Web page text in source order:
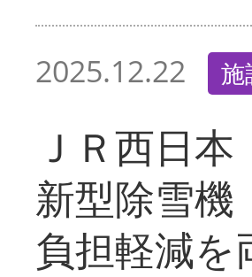
2025.12.22 施
ＪＲ西日
新型除雪
負担軽減を